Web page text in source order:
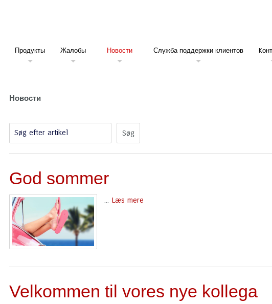
Продукты Жалобы Новости Служба поддержки клиентов
Новости
Søg efter artikel
God sommer
... Læs mere
Velkommen til vores nye kollega